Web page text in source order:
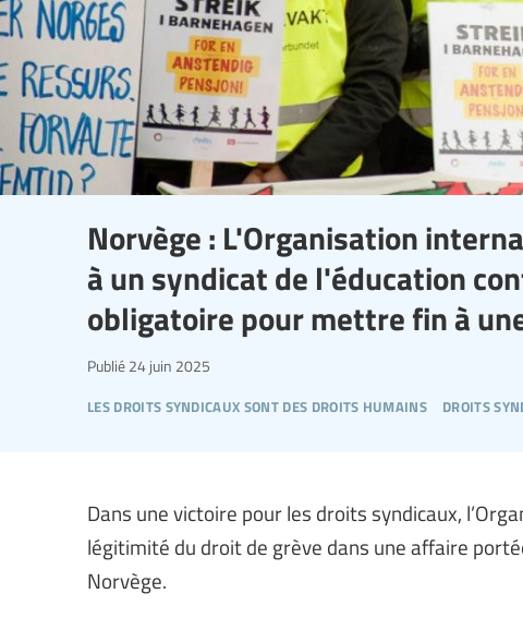
Norvège : L'Organisation
à un syndicat de l'éducation
obligatoire pour mettre fin à
les droits syndicaux sont des droits humains droits
Publié 24 juin 2025
Dans une victoire pour les droits syndicaux,
légitimité du droit de grève dans une affaire
Norvège.